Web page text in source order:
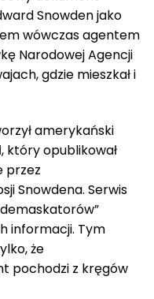
Snowden jako
wówczas agentem
Narodowej Agencji
gdzie mieszkał i
amerykański
, który opublikował
przez
Snowdena. Serwis
informacji. Tym
że
pochodzi z kręgów